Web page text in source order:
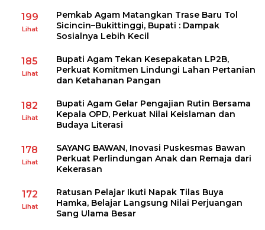
199
Lihat
Pemkab Agam Matangkan Trase Baru Tol
Sicincin–Bukittinggi, Bupati : Dampak
Sosialnya Lebih Kecil
185
Lihat
Bupati Agam Tekan Kesepakatan LP2B,
Perkuat Komitmen Lindungi Lahan Pertanian
dan Ketahanan Pangan
182
Lihat
Bupati Agam Gelar Pengajian Rutin Bersama
Kepala OPD, Perkuat Nilai Keislaman dan
Budaya Literasi
178
Lihat
SAYANG BAWAN, Inovasi Puskesmas Bawan
Perkuat Perlindungan Anak dan Remaja dari
Kekerasan
172
Lihat
Ratusan Pelajar Ikuti Napak Tilas Buya
Hamka, Belajar Langsung Nilai Perjuangan
Sang Ulama Besar